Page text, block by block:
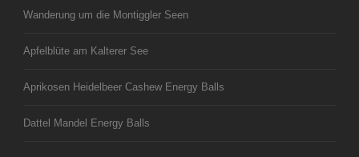
Wanderung um die Montiggler Seen
Apfelblüte am Kalterer See
Aprikosen Heidelbeer Cashew Energy Balls
Dattel Mandel Energy Balls